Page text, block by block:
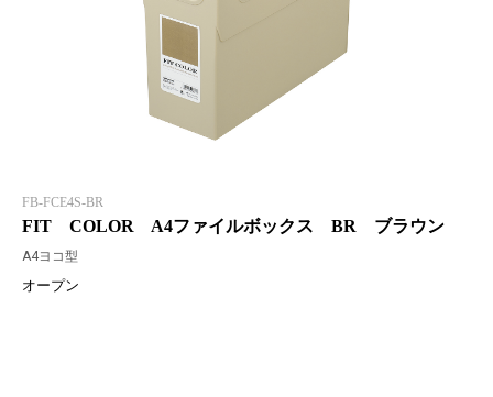
FB-FCE4S-BR
FIT COLOR A4ファイルボックス BR ブラウン
A4ヨコ型
オープン